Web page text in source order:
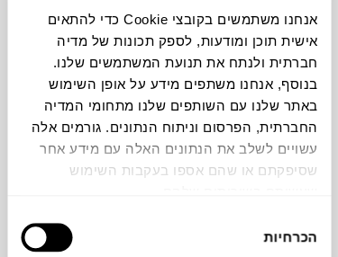
אנחנו משתמשים בקובצי Cookie כדי להתאים
אישית תוכן ומודעות, לספק תכונות של מדיה
חברתית ולנתח את תנועת המשתמשים שלנו.
בנוסף, אנחנו משתפים מידע על אופן השימוש
באתר שלנו עם השותפים שלנו מתחומי המדיה
החברתית, הפרסום וניתוח הנתונים. גורמים אלה
עשויים לשלב את הנתונים האלה עם מידע אחר
שסיפקתם או שהם אספו בעקבות השימוש
הסכמה
הכרחיות
להדמיית AI Design
צבעים
מראת הקיר Rise & Shine מבית המותג הדני